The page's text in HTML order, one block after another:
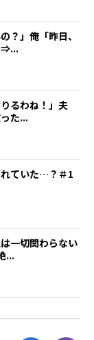
？」俺「昨日、
⇒...
るわね！」夫
た...
ていた…？＃1
一切関わらない
...